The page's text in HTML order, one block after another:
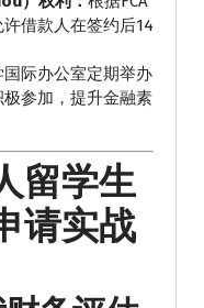
借款人在签约后14
际办公室定期举办
参加，提升金融素
留学生
请实战